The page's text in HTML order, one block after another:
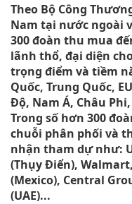
Theo Bộ Công
Nam tại nước ngoài
300 đoàn thu mua
lãnh thổ, đại diện
trọng điểm và tiềm
Quốc, Trung Quốc,
Độ, Nam Á, Châu
Trong số hơn 300
chuỗi phân phối và
nhận tham dự như:
(Thụy Điển),
(Mexico), Central
(UAE)...